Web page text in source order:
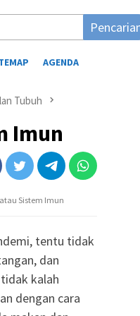
AGENDA
Tubuh
Imun
Sistem Imun
tentu tidak
dan
kalah
dengan cara